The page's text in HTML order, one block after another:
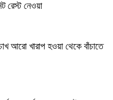
রেস্ট নেওয়া
আরো খারাপ হওয়া থেকে বাঁচাতে